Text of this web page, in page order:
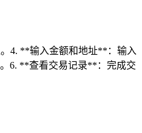
4. **输入金额和地址**：输入
6. **查看交易记录**：完成交